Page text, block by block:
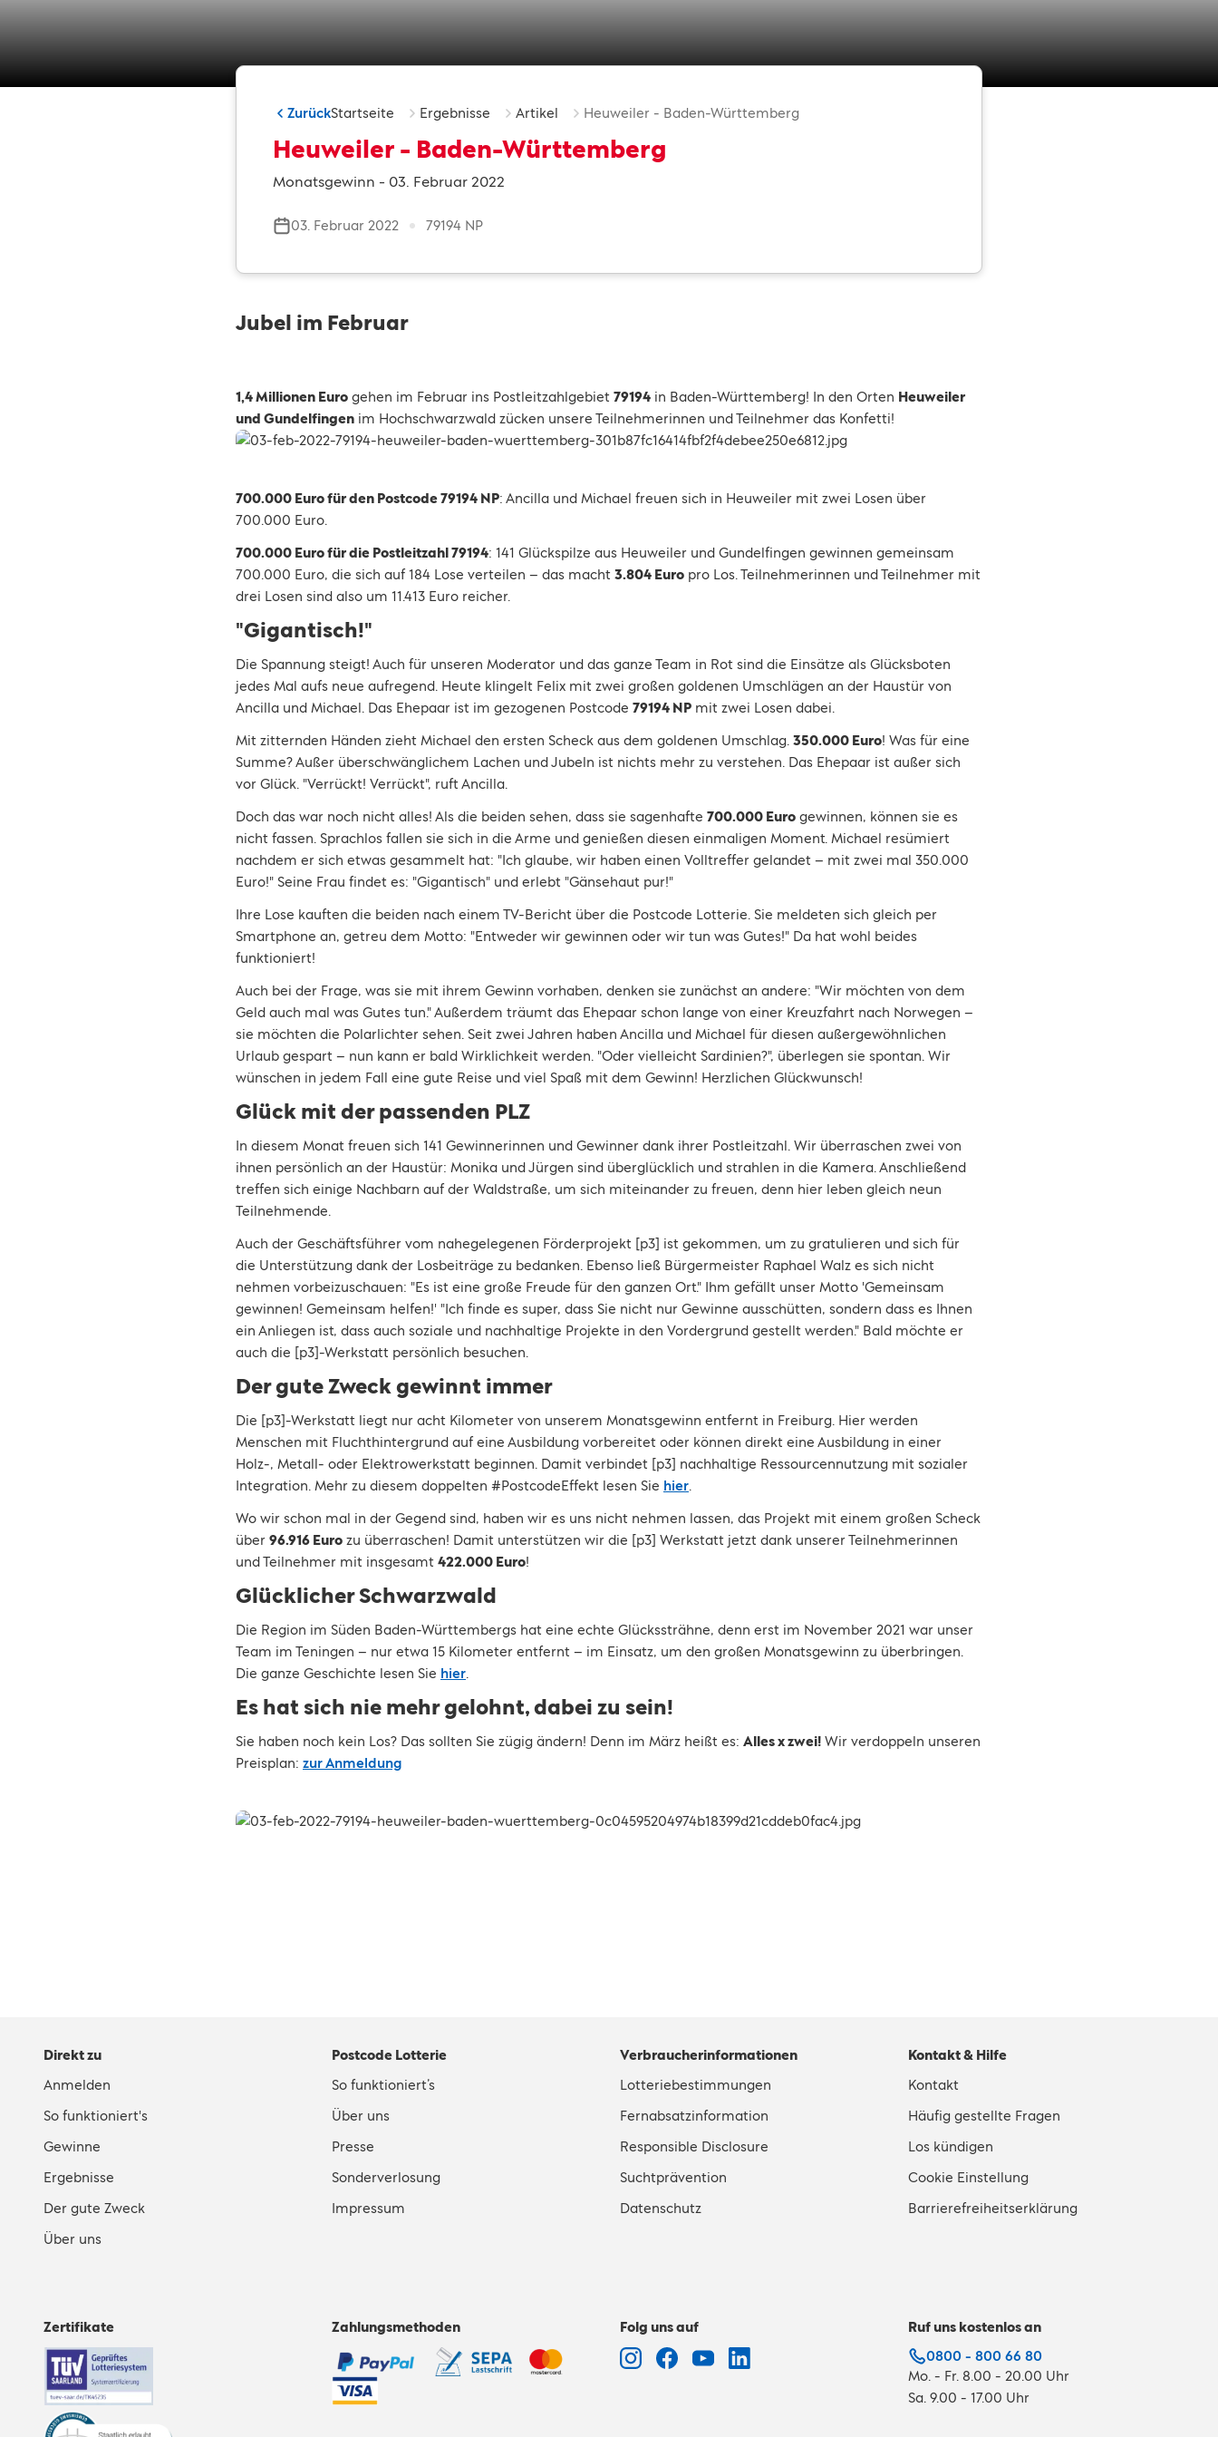
ZurückStartseite Ergebnisse Artikel Heuweiler - Baden-Württemberg
Heuweiler - Baden-Württemberg
Monatsgewinn - 03. Februar 2022
03. Februar 2022 79194 NP
Jubel im Februar
1,4 Millionen Euro gehen im Februar ins Postleitzahlgebiet 79194 in Baden-Württemberg! In den Orten Heuweiler
und Gundelfingen im Hochschwarzwald zücken unsere Teilnehmerinnen und Teilnehmer das Konfetti!
700.000 Euro für den Postcode 79194 NP: Ancilla und Michael freuen sich in Heuweiler mit zwei Losen über
700.000 Euro.
700.000 Euro für die Postleitzahl 79194: 141 Glückspilze aus Heuweiler und Gundelfingen gewinnen gemeinsam
700.000 Euro, die sich auf 184 Lose verteilen – das macht 3.804 Euro pro Los. Teilnehmerinnen und Teilnehmer mit
drei Losen sind also um 11.413 Euro reicher.
"Gigantisch!"
Die Spannung steigt! Auch für unseren Moderator und das ganze Team in Rot sind die Einsätze als Glücksboten
jedes Mal aufs neue aufregend. Heute klingelt Felix mit zwei großen goldenen Umschlägen an der Haustür von
Ancilla und Michael. Das Ehepaar ist im gezogenen Postcode 79194 NP mit zwei Losen dabei.
Mit zitternden Händen zieht Michael den ersten Scheck aus dem goldenen Umschlag. 350.000 Euro! Was für eine
Summe? Außer überschwänglichem Lachen und Jubeln ist nichts mehr zu verstehen. Das Ehepaar ist außer sich
vor Glück. "Verrückt! Verrückt", ruft Ancilla.
Doch das war noch nicht alles! Als die beiden sehen, dass sie sagenhafte 700.000 Euro gewinnen, können sie es
nicht fassen. Sprachlos fallen sie sich in die Arme und genießen diesen einmaligen Moment. Michael resümiert
nachdem er sich etwas gesammelt hat: "Ich glaube, wir haben einen Volltreffer gelandet – mit zwei mal 350.000
Euro!" Seine Frau findet es: "Gigantisch" und erlebt "Gänsehaut pur!"
Ihre Lose kauften die beiden nach einem TV-Bericht über die Postcode Lotterie. Sie meldeten sich gleich per
Smartphone an, getreu dem Motto: "Entweder wir gewinnen oder wir tun was Gutes!" Da hat wohl beides
funktioniert!
Auch bei der Frage, was sie mit ihrem Gewinn vorhaben, denken sie zunächst an andere: "Wir möchten von dem
Geld auch mal was Gutes tun." Außerdem träumt das Ehepaar schon lange von einer Kreuzfahrt nach Norwegen –
sie möchten die Polarlichter sehen. Seit zwei Jahren haben Ancilla und Michael für diesen außergewöhnlichen
Urlaub gespart – nun kann er bald Wirklichkeit werden. "Oder vielleicht Sardinien?", überlegen sie spontan. Wir
wünschen in jedem Fall eine gute Reise und viel Spaß mit dem Gewinn! Herzlichen Glückwunsch!
Glück mit der passenden PLZ
In diesem Monat freuen sich 141 Gewinnerinnen und Gewinner dank ihrer Postleitzahl. Wir überraschen zwei von
ihnen persönlich an der Haustür: Monika und Jürgen sind überglücklich und strahlen in die Kamera. Anschließend
treffen sich einige Nachbarn auf der Waldstraße, um sich miteinander zu freuen, denn hier leben gleich neun
Teilnehmende.
Auch der Geschäftsführer vom nahegelegenen Förderprojekt [p3] ist gekommen, um zu gratulieren und sich für
die Unterstützung dank der Losbeiträge zu bedanken. Ebenso ließ Bürgermeister Raphael Walz es sich nicht
nehmen vorbeizuschauen: "Es ist eine große Freude für den ganzen Ort." Ihm gefällt unser Motto 'Gemeinsam
gewinnen! Gemeinsam helfen!' "Ich finde es super, dass Sie nicht nur Gewinne ausschütten, sondern dass es Ihnen
ein Anliegen ist, dass auch soziale und nachhaltige Projekte in den Vordergrund gestellt werden." Bald möchte er
auch die [p3]-Werkstatt persönlich besuchen.
Der gute Zweck gewinnt immer
Die [p3]-Werkstatt liegt nur acht Kilometer von unserem Monatsgewinn entfernt in Freiburg. Hier werden
Menschen mit Fluchthintergrund auf eine Ausbildung vorbereitet oder können direkt eine Ausbildung in einer
Holz-, Metall- oder Elektrowerkstatt beginnen. Damit verbindet [p3] nachhaltige Ressourcennutzung mit sozialer
Integration. Mehr zu diesem doppelten #PostcodeEffekt lesen Sie hier.
Wo wir schon mal in der Gegend sind, haben wir es uns nicht nehmen lassen, das Projekt mit einem großen Scheck
über 96.916 Euro zu überraschen! Damit unterstützen wir die [p3] Werkstatt jetzt dank unserer Teilnehmerinnen
und Teilnehmer mit insgesamt 422.000 Euro!
Glücklicher Schwarzwald
Die Region im Süden Baden-Württembergs hat eine echte Glückssträhne, denn erst im November 2021 war unser
Team im Teningen – nur etwa 15 Kilometer entfernt – im Einsatz, um den großen Monatsgewinn zu überbringen.
Die ganze Geschichte lesen Sie hier.
Es hat sich nie mehr gelohnt, dabei zu sein!
Sie haben noch kein Los? Das sollten Sie zügig ändern! Denn im März heißt es: Alles x zwei! Wir verdoppeln unseren
Preisplan: zur Anmeldung
Direkt zu
Anmelden
So funktioniert's
Gewinne
Ergebnisse
Der gute Zweck
Über uns
Postcode Lotterie
So funktioniert’s
Über uns
Presse
Sonderverlosung
Impressum
Verbraucherinformationen
Lotteriebestimmungen
Fernabsatzinformation
Responsible Disclosure
Suchtprävention
Datenschutz
Kontakt & Hilfe
Kontakt
Häufig gestellte Fragen
Los kündigen
Cookie Einstellung
Barrierefreiheitserklärung
Zertifikate Zahlungsmethoden Folg uns auf
Ruf uns kostenlos an
0800 - 800 66 80
Mo. - Fr. 8.00 - 20.00 Uhr
Sa. 9.00 - 17.00 Uhr